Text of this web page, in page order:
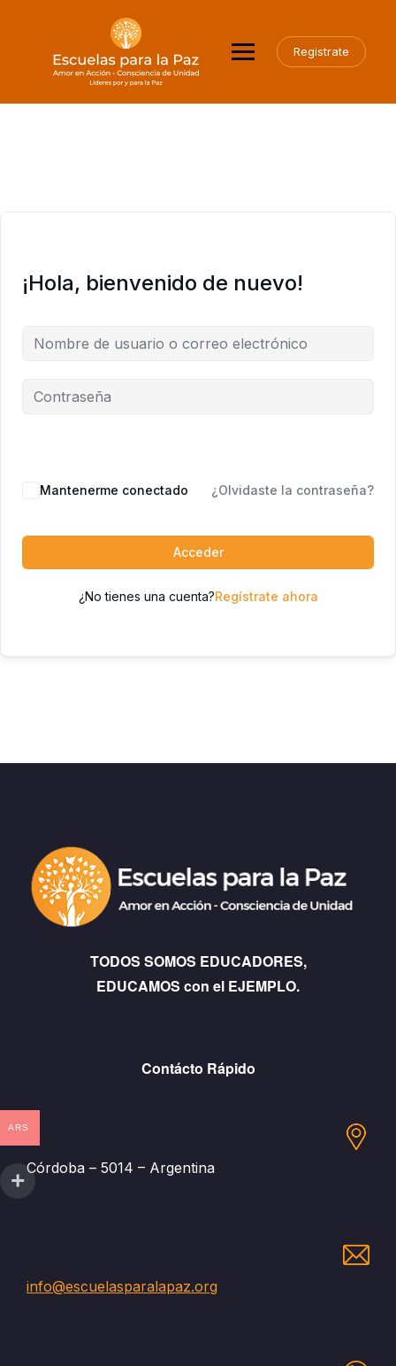
Registrate
¡Hola, bienvenido de nuevo!
Mantenerme conectado ¿Olvidaste la contraseña?
Acceder
¿No tienes una cuenta?Regístrate ahora
TODOS SOMOS EDUCADORES,
EDUCAMOS con el EJEMPLO.
Contácto Rápido
Córdoba – 5014 – Argentina
info@escuelasparalapaz.org
ARS